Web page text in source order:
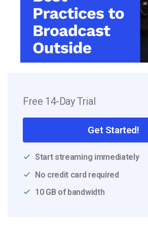
Free 14-Day Trial
Get Started!
Start streaming immediately
No credit card required
10 GB of bandwidth